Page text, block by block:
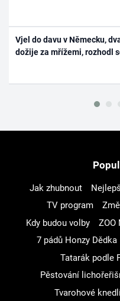
Vjel do davu v Německu,
dožije za mřížemi, rozhodl
Jak zhubnout
TV program
Kdy budou volby
ZOO
7 pádů Honzy Dědka
Tatarák podle
Pěstování
Tvarohové